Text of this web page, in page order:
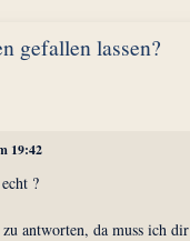
gefallen lassen?
19:42
?
antworten, da muss ich dir